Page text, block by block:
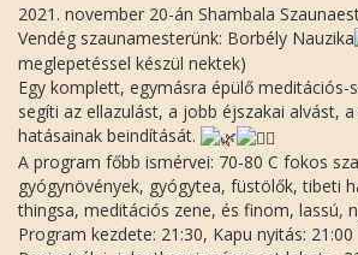
2021. november 20-án Shambala
Vendég szaunamesterünk: Borbély Nauzika
meglepetéssel készül nektek)
Egy komplett, egymásra épülő meditációs-
segíti az ellazulást, a jobb éjszakai alvást,
hatásainak beindítását.
A program főbb ismérvei: 70-80 C fokos
gyógynövények, gyógytea, füstölők, tibeti
thingsa, meditációs zene, és finom, lassú,
Program kezdete: 21:30, Kapu nyitás: 21:00